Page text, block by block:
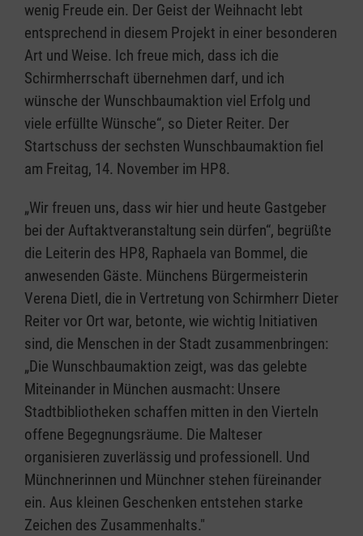
wenig Freude ein. Der Geist der Weihnacht lebt
entsprechend in diesem Projekt in einer besonderen
Art und Weise. Ich freue mich, dass ich die
Schirmherrschaft übernehmen darf, und ich
wünsche der Wunschbaumaktion viel Erfolg und
viele erfüllte Wünsche“, so Dieter Reiter. Der
Startschuss der sechsten Wunschbaumaktion fiel
am Freitag, 14. November im HP8.
„Wir freuen uns, dass wir hier und heute Gastgeber
bei der Auftaktveranstaltung sein dürfen“, begrüßte
die Leiterin des HP8, Raphaela van Bommel, die
anwesenden Gäste. Münchens Bürgermeisterin
Verena Dietl, die in Vertretung von Schirmherr Dieter
Reiter vor Ort war, betonte, wie wichtig Initiativen
sind, die Menschen in der Stadt zusammenbringen:
„Die Wunschbaumaktion zeigt, was das gelebte
Miteinander in München ausmacht: Unsere
Stadtbibliotheken schaffen mitten in den Vierteln
offene Begegnungsräume. Die Malteser
organisieren zuverlässig und professionell. Und
Münchnerinnen und Münchner stehen füreinander
ein. Aus kleinen Geschenken entstehen starke
Zeichen des Zusammenhalts."